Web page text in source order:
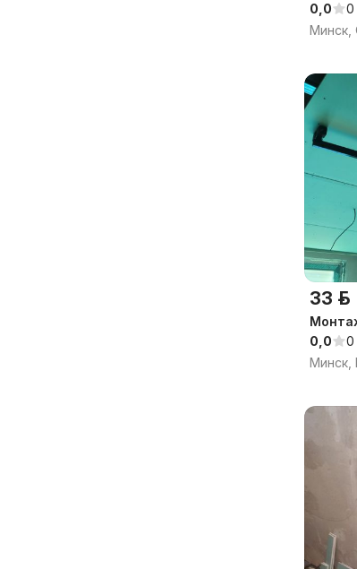
0,0
0
Минск,
33 р.
0,0
0
Минск,